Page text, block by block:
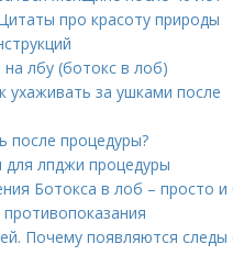
про красоту природы
лбу (ботокс в лоб)
за ушками после
после процедуры?
для лпджи процедуры
Ботокса в лоб – просто и
Почему появляются